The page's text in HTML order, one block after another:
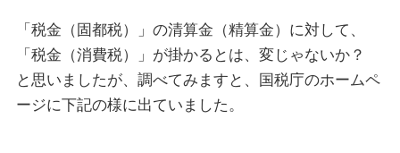
「税金（固都税）」の清算金（精算金）に対して、
「税金（消費税）」が掛かるとは、変じゃないか？
と思いましたが、調べてみますと、国税庁のホームペ
ージに下記の様に出ていました。